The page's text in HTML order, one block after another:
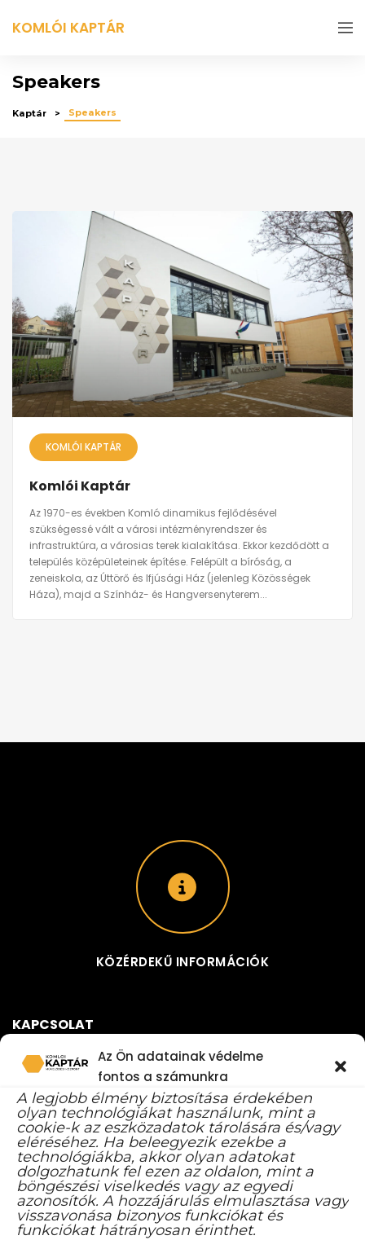
Az Ön adatainak védelme
fontos a számunkra
A legjobb élmény biztosítása érdekében
olyan technológiákat használunk, mint a
cookie-k az eszközadatok tárolására és/vagy
eléréséhez. Ha beleegyezik ezekbe a
technológiákba, akkor olyan adatokat
dolgozhatunk fel ezen az oldalon, mint a
böngészési viselkedés vagy az egyedi
azonosítók. A hozzájárulás elmulasztása vagy
visszavonása bizonyos funkciókat és
funkciókat hátrányosan érinthet.
KOMLÓI KAPTÁR
Speakers
Kaptár Speakers
KOMLÓI KAPTÁR
Komlói Kaptár
Az 1970-es években Komló dinamikus fejlődésével
szükségessé vált a városi intézményrendszer és
infrastruktúra, a városias terek kialakítása. Ekkor kezdődött a
település középületeinek építése. Felépült a bíróság, a
zeneiskola, az Úttörő és Ifjúsági Ház (jelenleg Közösségek
Háza), majd a Színház- és Hangversenyterem...
KÖZÉRDEKŰ INFORMÁCIÓK
KAPCSOLAT
KOMLÓI KAPTÁR MŰVELŐDÉSI KÖZPONT
ADÓSZÁM:
16626782-2-02
7300 Komló, 48-as tér 1. B ép.
info@komloikaptar.hu
+36 72 483 014